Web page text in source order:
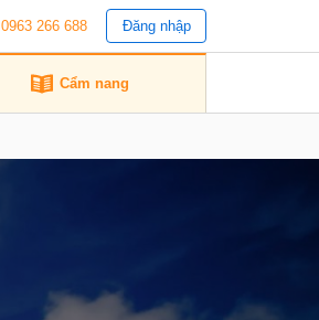
0963 266 688 Đăng nhập
Cẩm nang